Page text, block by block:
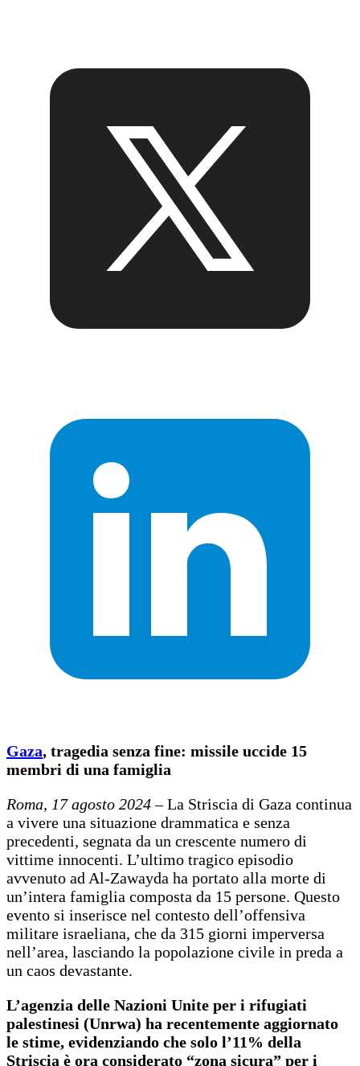
Gaza, tragedia senza fine: missile uccide 15
membri di una famiglia
Roma, 17 agosto 2024– La Striscia di Gaza continua
a vivere una situazione drammatica e senza
precedenti, segnata da un crescente numero di
vittime innocenti. L’ultimo tragico episodio
avvenuto ad Al-Zawayda ha portato alla morte di
un’intera famiglia composta da 15 persone. Questo
evento si inserisce nel contesto dell’offensiva
militare israeliana, che da 315 giorni imperversa
nell’area, lasciando la popolazione civile in preda a
un caos devastante.
L’agenzia delle Nazioni Unite per i rifugiati
palestinesi (Unrwa) ha recentemente aggiornato
le stime, evidenziando che solo l’11% della
Striscia è ora considerato “zona sicura” per i